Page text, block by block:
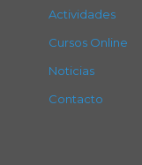
Actividades
Cursos Online
Noticias
Contacto